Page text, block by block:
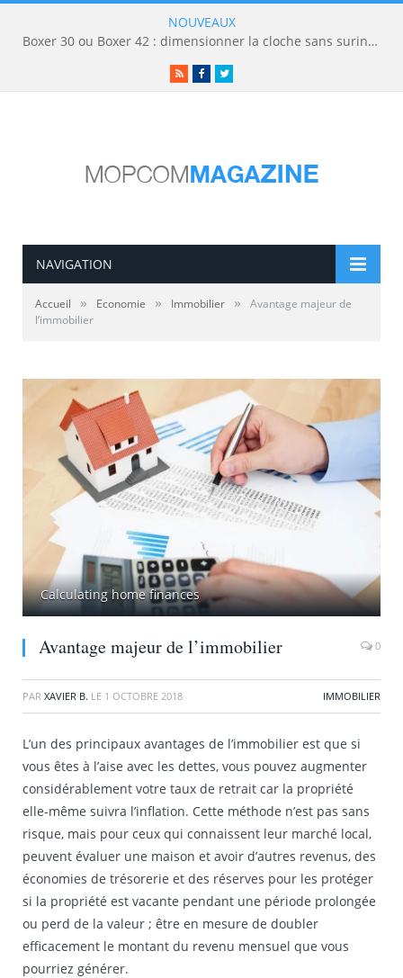
NOUVEAUX
Boxer 30 ou Boxer 42 : dimensionner la cloche sans surinvestir
RSSFacebookTwitter
NAVIGATION
Accueil » Economie » Immobilier »
Avantage majeur de
l’immobilier
Calculating home finances
Avantage majeur de l’immobilier 0
PAR XAVIER B. LE 1 OCTOBRE 2018 IMMOBILIER
L’un des principaux avantages de l’immobilier est que si
vous êtes à l’aise avec les dettes, vous pouvez augmenter
considérablement votre taux de retrait car la propriété
elle-même suivra l’inflation. Cette méthode n’est pas sans
risque, mais pour ceux qui connaissent leur marché local,
peuvent évaluer une maison et avoir d’autres revenus, des
économies de trésorerie et des réserves pour les protéger
si la propriété est vacante pendant une période prolongée
ou perd de la valeur ; être en mesure de doubler
efficacement le montant du revenu mensuel que vous
pourriez générer.